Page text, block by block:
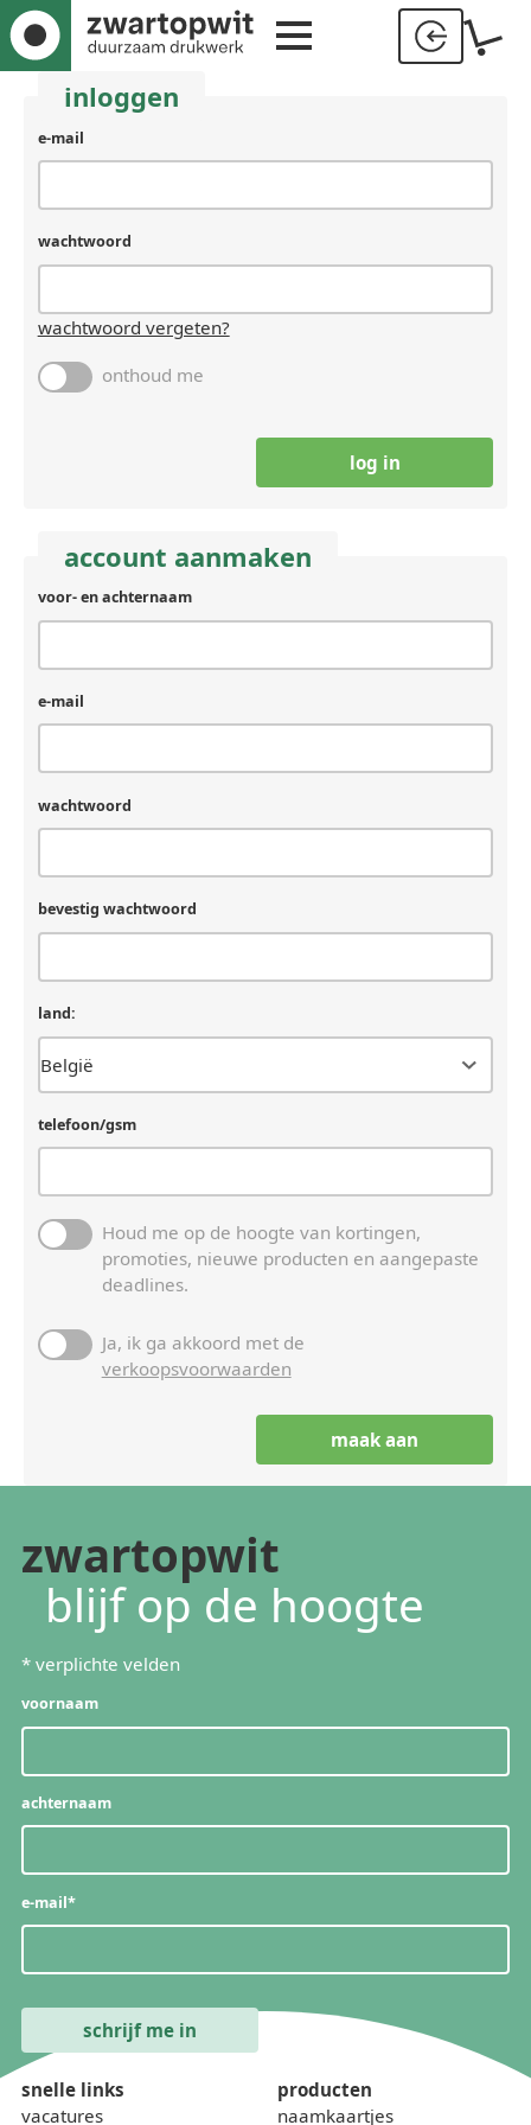
inloggen
e-mail
wachtwoord
wachtwoord vergeten?
onthoud me
account aanmaken
voor- en achternaam
e-mail
wachtwoord
bevestig wachtwoord
land:
telefoon/gsm
Houd me op de hoogte van kortingen,
promoties, nieuwe producten en aangepaste
deadlines.
Ja, ik ga akkoord met de
verkoopsvoorwaarden
zwartopwit
blijf op de hoogte
* verplichte velden
voornaam
achternaam
e-mail*
snelle links
vacatures
producten
naamkaartjes